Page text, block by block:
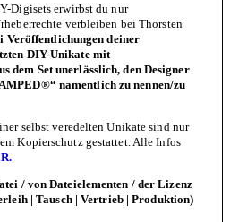
Digisets erwirbst du nur
verbleiben bei Thorsten
Veröffentlichungen deiner
DIY-Unikate mit
dem Setunerlässlich, den Designer
namentlich zu nennen/zu
selbst veredelten Unikate sind nur
Kopierschutz gestattet. Alle Infos
/ von Dateielementen / der Lizenz
| Tausch | Vertrieb | Produktion)